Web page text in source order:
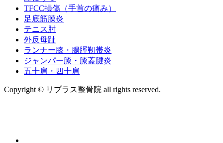
TFCC損傷（手首の痛み）
足底筋膜炎
テニス肘
外反母趾
ランナー膝・腸脛靭帯炎
ジャンパー膝・膝蓋腱炎
五十肩・四十肩
Copyright © リプラス整骨院 all rights reserved.